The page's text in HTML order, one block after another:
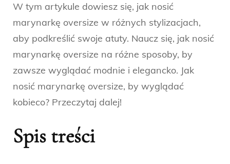
W tym artykule dowiesz się, jak nosić
marynarkę oversize w różnych stylizacjach,
aby podkreślić swoje atuty. Naucz się, jak nosić
marynarkę oversize na różne sposoby, by
zawsze wyglądać modnie i elegancko. Jak
nosić marynarkę oversize, by wyglądać
kobieco? Przeczytaj dalej!
Spis treści